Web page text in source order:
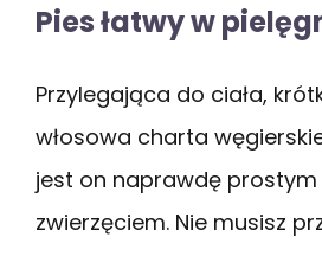
Pies łatwy w
Przylegająca do ciała,
włosowa charta
jest on naprawdę
zwierzęciem. Nie musisz